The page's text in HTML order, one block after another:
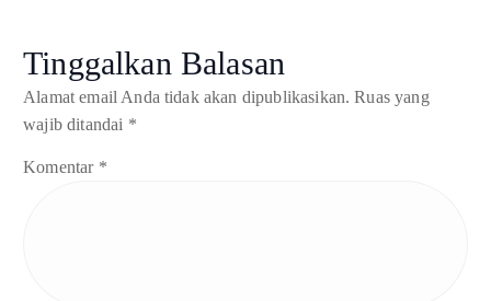
Tinggalkan Balasan
Alamat email Anda tidak akan dipublikasikan. Ruas yang
wajib ditandai *
Komentar *